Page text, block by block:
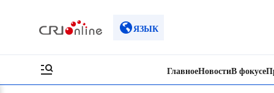
ЯЗЫК
ГлавноеНовостиВ фокусе